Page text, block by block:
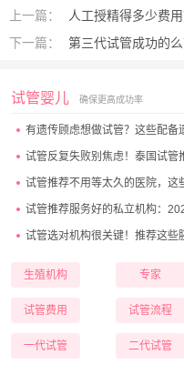
上一篇：
人工授精得多少费
下一篇：
第三代试管成功的
试管婴儿 确保更高成功率
有遗传顾虑想做试管？这些配备
试管反复失败别焦虑！泰国试管
试管推荐不用等太久的医院，这
试管推荐服务好的私立机构：
试管选对机构很关键！推荐这些
生殖机构 专家
试管费用 试管流程
一代试管 二代试管